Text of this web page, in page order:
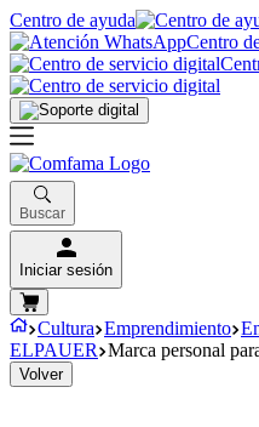
Centro de ayuda
Centro
Buscar
Iniciar sesión
Cultura Emprendimiento
ELPAUER Marca personal
Volver